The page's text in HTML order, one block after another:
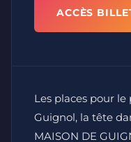
ACCÈS
Les places pour
Guignol, la tête
MAISON DE